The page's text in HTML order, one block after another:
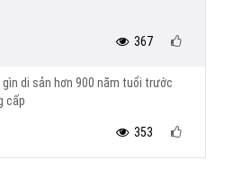
367
gìn di sản hơn 900 năm tuổi trước
cấp
353